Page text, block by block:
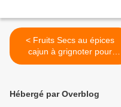
< Fruits Secs au épices
cajun à grignoter pour
l'Apéro
Hébergé par Overblog